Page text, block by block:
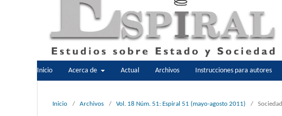
Inicio Acerca de Actual Archivos Instrucciones para autores
Inicio / Archivos / Vol. 18 Núm. 51: Espiral 51 (mayo-agosto 2011) / Sociedad